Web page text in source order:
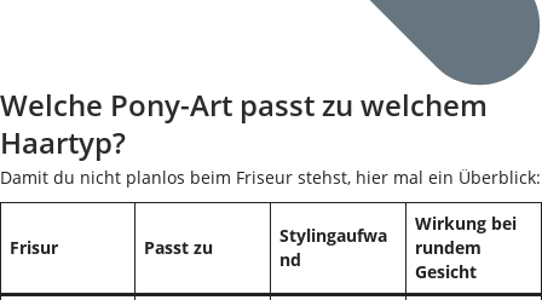
Welche Pony-Art passt zu welchem
Haartyp?
Damit du nicht planlos beim Friseur stehst, hier mal ein Überblick:
Frisur Passt zu
Stylingaufwa
nd
Wirkung bei
rundem
Gesicht